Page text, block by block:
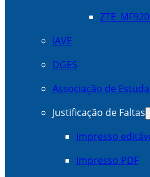
IAVE
DGES
Associação de
Justificação de Faltas
Impresso
Impresso PDF